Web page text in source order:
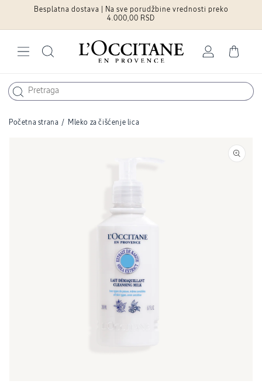
Pređite naBesplatna dostava | Na sve porudžbine vrednosti preko
4.000,00 RSD
in
Cart
Početna strana / Mleko za čišćenje lica